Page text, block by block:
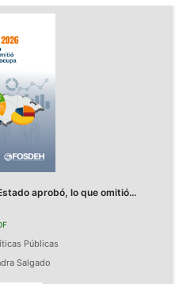
aprobó, lo que omitió...
Públicas
Salgado